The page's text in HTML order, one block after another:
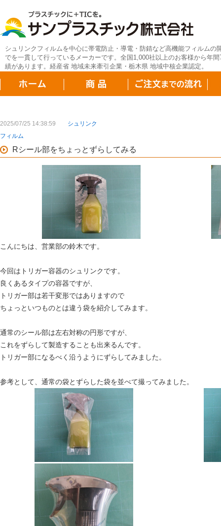
シュリンクフィルムを中心に帯電防止・導電・防錆など高機能フィルムの
でを一貫して行っているメーカーです。全国1,000社以上のお客様から年
績があります。経産省 地域未来牽引企業・栃木県 地域中核企業認定。
2025/07/25 14:38:59 シュリンク
フィルム
Rシール部をちょっとずらしてみる
こんにちは、営業部の鈴木です。
今回はトリガー容器のシュリンクです。
良くあるタイプの容器ですが、
トリガー部は若干変形ではありますので
ちょっといつものとは違う袋を紹介してみます。
通常のシール部は左右対称の円形ですが、
これをずらして製造することも出来るんです。
トリガー部になるべく沿うようにずらしてみました。
参考として、通常の袋とずらした袋を並べて撮ってみました。